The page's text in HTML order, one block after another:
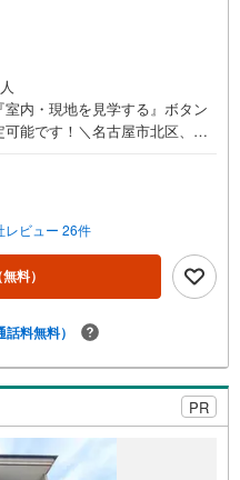
内・現地を見学する』ボタン
能です！＼名古屋市北区、守
頼を数多くいただいている不
で分かる立地環境はもちろ
お客様に現地の生の声をもと
＼平日のお住まい探しの方へ/
約など平日にお住まい探しをさ
用意しています。＼お仕事で忙
業時間外でのご内覧もご対応
有されているので、名古屋市
もご内覧が可能です！ 【大曽
JR中央線「大曽根」駅徒歩1分
ースあり○定休日ございません
レビュー 26件
無料）
話料無料）
PR